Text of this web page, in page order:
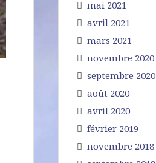
mai 2021
avril 2021
mars 2021
novembre 2020
septembre 2020
août 2020
avril 2020
février 2019
novembre 2018